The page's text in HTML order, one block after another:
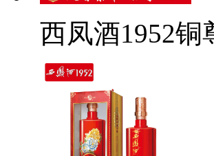
西凤酒1952铜